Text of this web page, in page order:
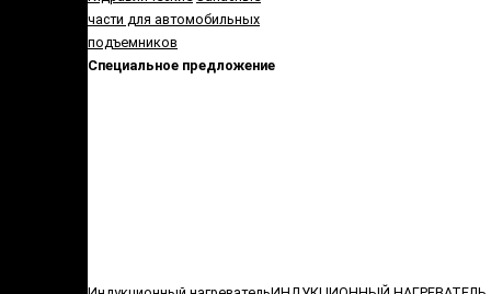
части для автомобильных
подъемников
Специальное предложение